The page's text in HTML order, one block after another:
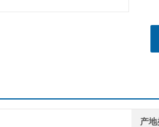
产地